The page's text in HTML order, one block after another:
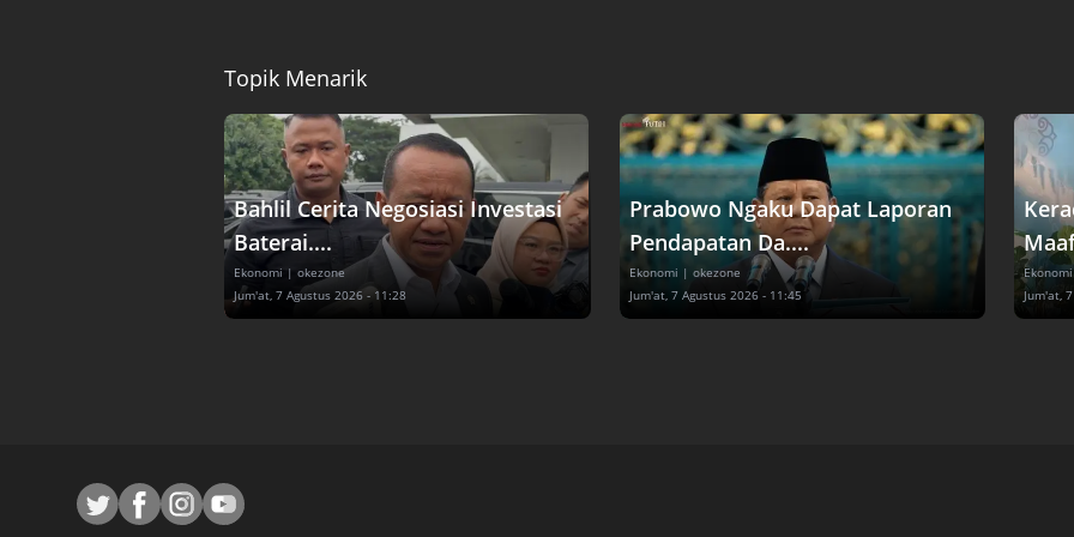
Topik Menarik
Bahlil Cerita Negosiasi Investasi
Baterai....
Ekonomi | okezone
Jum'at, 7 Agustus 2026 - 11:28
Prabowo Ngaku Dapat Laporan
Pendapatan Da....
Ekonomi | okezone
Jum'at, 7 Agustus 2026 - 11:45
Ekonomi
Jum'at,